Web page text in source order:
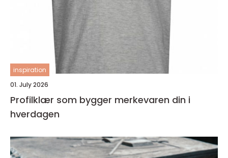
inspiration
01. July 2026
Profilklær som bygger merkevaren din i
hverdagen